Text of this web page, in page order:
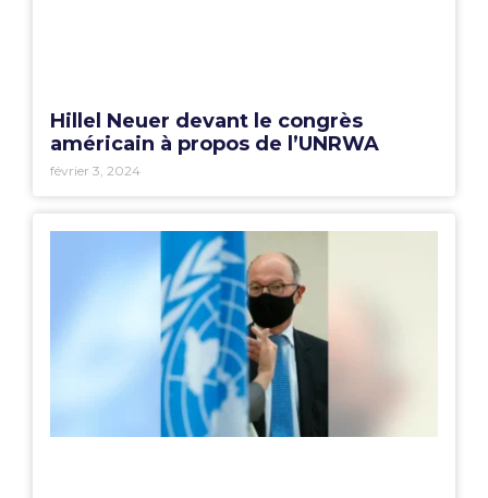
Hillel Neuer devant le congrès
américain à propos de l’UNRWA
février 3, 2024